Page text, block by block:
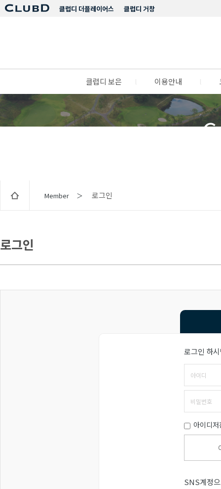
클럽디 거창
클럽디 더플레이어스
클럽디 보은 이용안내
Member ＞ 로그인
로그인
로그인 하
아이디
SNS계정